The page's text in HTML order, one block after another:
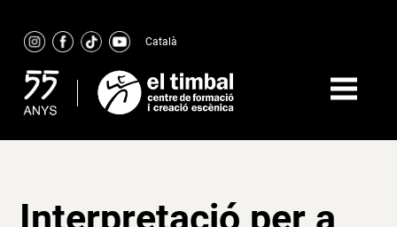
content
Català
Interpretació per a